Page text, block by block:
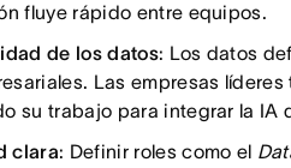
fluye rápido entre equipos.
de los datos: Los datos
Las empresas
su trabajo para integrar la IA
clara: Definir roles como el